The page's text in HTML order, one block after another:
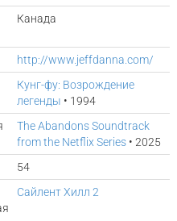
Канада
http://www.jeffdanna.com/
Кунг-фу: Возрождение
легенды • 1994
The Abandons Soundtrack
from the Netflix Series • 2025
54
Сайлент Хилл 2